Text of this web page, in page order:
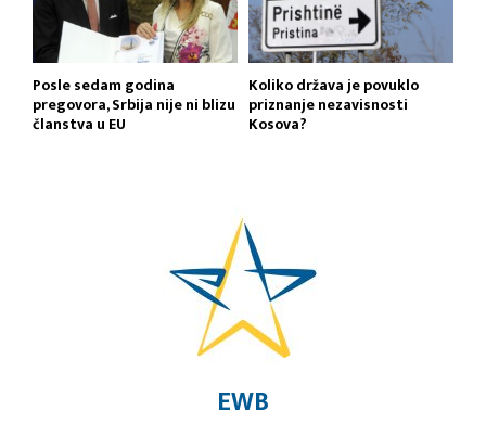
Posle sedam godina
pregovora, Srbija nije ni blizu
članstva u EU
Koliko država je povuklo
priznanje nezavisnosti
Kosova?
EWB